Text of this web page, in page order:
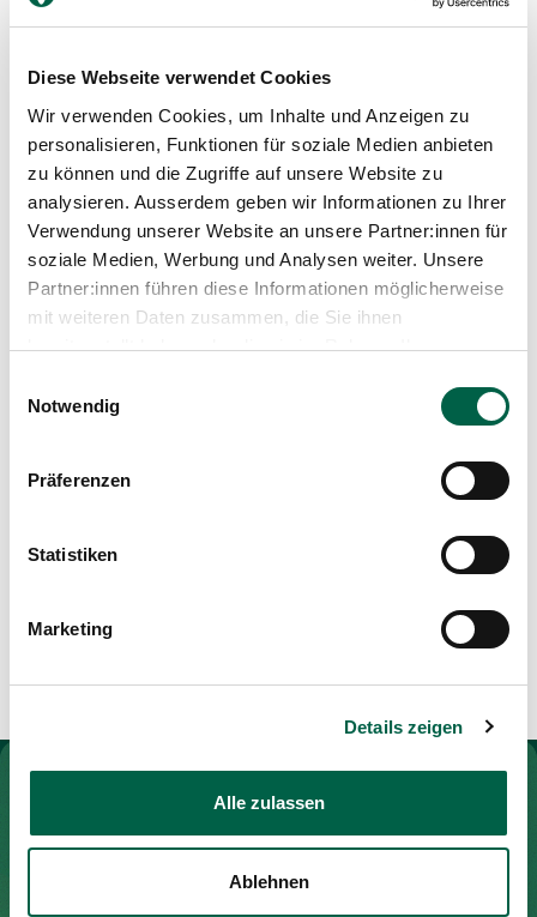
Diese Webseite verwendet Cookies
Wir verwenden Cookies, um Inhalte und Anzeigen zu
personalisieren, Funktionen für soziale Medien anbieten
zu können und die Zugriffe auf unsere Website zu
analysieren. Ausserdem geben wir Informationen zu Ihrer
Verwendung unserer Website an unsere Partner:innen für
soziale Medien, Werbung und Analysen weiter. Unsere
Partner:innen führen diese Informationen möglicherweise
mit weiteren Daten zusammen, die Sie ihnen
bereitgestellt haben oder die sie im Rahmen Ihrer
Notwendig
Präferenzen
Statistiken
Marketing
Details zeigen
Alle zulassen
Ablehnen
Babygalerie
Medien
Publikationen
Geburtszeit
Geschlecht
Mädchen
Grösse
49 cm
Gewicht
Beitrag teilen
Zur Gesundheitswelt Zollikerberg